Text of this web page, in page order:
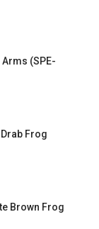
(SPE-
Frog
Brown Frog